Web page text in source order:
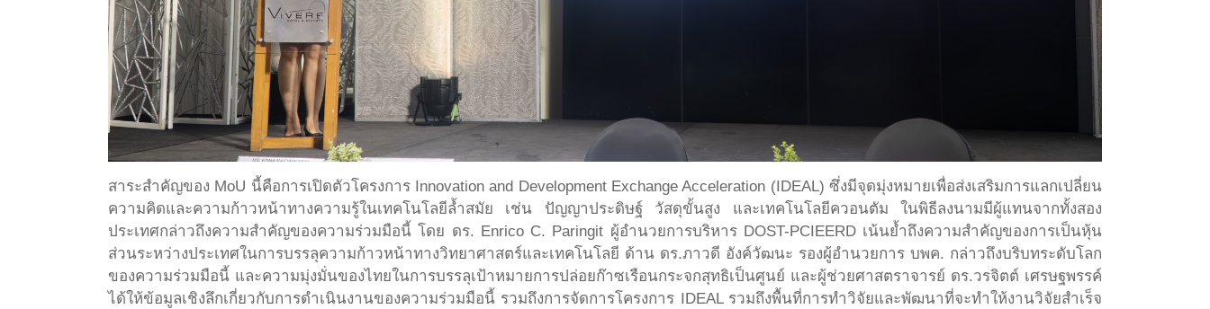
สาระสำคัญของ MoU นี้คือการเปิดตัวโครงการ Innovation and Development Exchange Acceleration (IDEAL) ซึ่งมีจุดมุ่งหมายเพื่อส่งเสริมการแลกเปลี่ยน
ความคิดและความก้าวหน้าทางความรู้ในเทคโนโลยีล้ำสมัย เช่น ปัญญาประดิษฐ์ วัสดุขั้นสูง และเทคโนโลยีควอนตัม ในพิธีลงนามมีผู้แทนจากทั้งสอง
ประเทศกล่าวถึงความสำคัญของความร่วมมือนี้ โดย ดร. Enrico C. Paringit ผู้อำนวยการบริหาร DOST-PCIEERD เน้นย้ำถึงความสำคัญของการเป็นหุ้น
ส่วนระหว่างประเทศในการบรรลุความก้าวหน้าทางวิทยาศาสตร์และเทคโนโลยี ด้าน ดร.ภาวดี อังค์วัฒนะ รองผู้อำนวยการ บพค. กล่าวถึงบริบทระดับโลก
ของความร่วมมือนี้ และความมุ่งมั่นของไทยในการบรรลุเป้าหมายการปล่อยก๊าซเรือนกระจกสุทธิเป็นศูนย์ และผู้ช่วยศาสตราจารย์ ดร.วรจิตต์ เศรษฐพรรค์
ได้ให้ข้อมูลเชิงลึกเกี่ยวกับการดำเนินงานของความร่วมมือนี้ รวมถึงการจัดการโครงการ IDEAL รวมถึงพื้นที่การทำวิจัยและพัฒนาที่จะทำให้งานวิจัยสำเร็จ